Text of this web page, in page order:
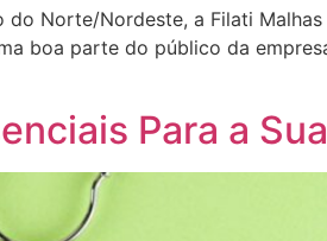
Norte/Nordeste, a Filati
boa parte do público da
Para a